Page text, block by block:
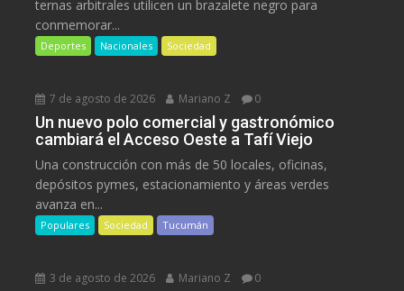
ternas arbitrales utilicen un brazalete negro para
conmemorar...
Deportes Nacionales Sociedad
7 de agosto de 2026 Mariano Z 0
Un nuevo polo comercial y gastronómico
cambiará el Acceso Oeste a Tafí Viejo
Una construcción con más de 50 locales, oficinas,
depósitos pymes, estacionamiento y áreas verdes
avanza en...
Populares Sociedad Tucumán
3 de agosto de 2026 Mariano Z 0